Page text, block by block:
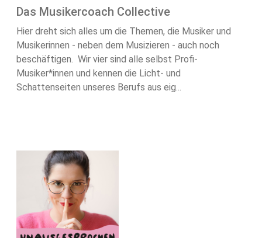
Das Musikercoach Collective
Hier dreht sich alles um die Themen, die Musiker und
Musikerinnen - neben dem Musizieren - auch noch
beschäftigen. Wir vier sind alle selbst Profi-
Musiker*innen und kennen die Licht- und
Schattenseiten unseres Berufs aus eig...